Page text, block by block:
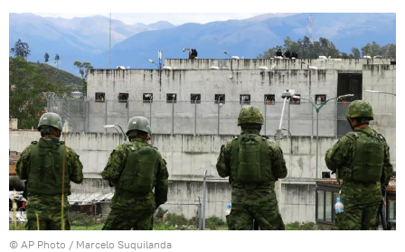
© AP Photo / Marcelo Suquilanda